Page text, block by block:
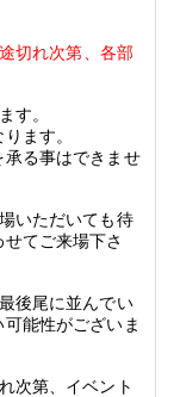
切れ次第、各部
す。
ます。
る事はできませ
いただいても待
てご来場下さ
後尾に並んでい
能性がございま
次第、イベント